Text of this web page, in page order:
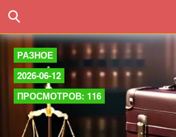
РАЗНОЕ
2026-06-12
ПРОСМОТРОВ: 116